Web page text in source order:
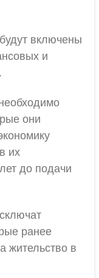
включены
и
они
их
до подачи
ранее
жительство в